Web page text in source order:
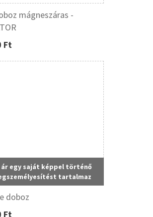
mágneszáras -
Ft
ár egy saját képpel történő
tartalmaz
doboz
Ft